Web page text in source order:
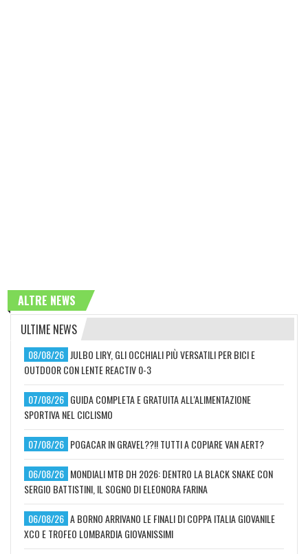
ALTRE NEWS
ULTIME NEWS
08/08/26 JULBO LIRY, GLI OCCHIALI PIÙ VERSATILI PER BICI E
OUTDOOR CON LENTE REACTIV 0-3
07/08/26 GUIDA COMPLETA E GRATUITA ALL'ALIMENTAZIONE
SPORTIVA NEL CICLISMO
07/08/26 POGACAR IN GRAVEL??!! TUTTI A COPIARE VAN AERT?
06/08/26 MONDIALI MTB DH 2026: DENTRO LA BLACK SNAKE CON
SERGIO BATTISTINI, IL SOGNO DI ELEONORA FARINA
06/08/26 A BORNO ARRIVANO LE FINALI DI COPPA ITALIA GIOVANILE
XCO E TROFEO LOMBARDIA GIOVANISSIMI